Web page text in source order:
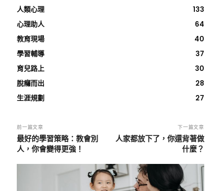
人類心理
133
心理助人
64
教育現場
40
學習輔導
37
育兒路上
30
脫癮而出
28
生涯規劃
27
前一篇文章
最好的學習策略：教會別
人，你會變得更強！
下一篇文章
人家都放下了，你還背著做
什麼？